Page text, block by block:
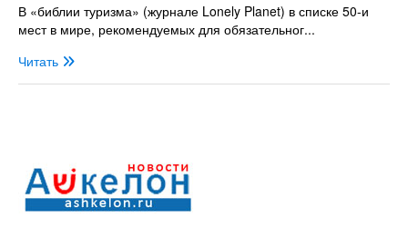
В «библии туризма» (журнале Lonely Planet) в списке 50-и
мест в мире, рекомендуемых для обязательног...
Читать